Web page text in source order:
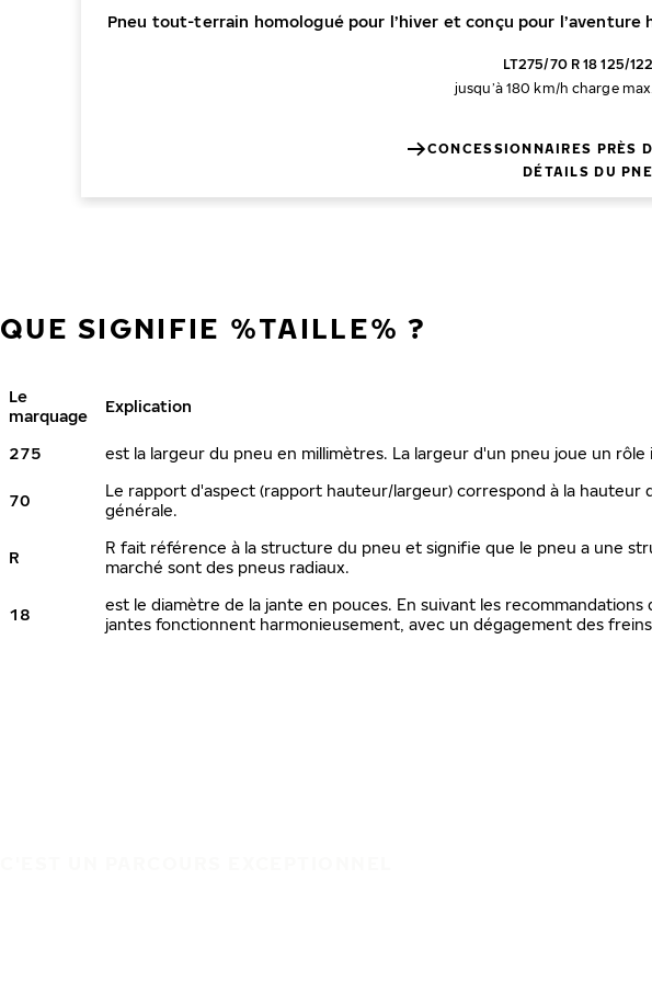
Pneu tout-terrain homologué pour l’hiver et conçu pour l’aventure
LT275/70 R 18 125/
jusqu’à 180 km/h charge
CONCESSIONNAIRES PRÈS
DÉTAILS DU
QUE SIGNIFIE %TAILLE% ?
Le
marquage
Explication
275 est la largeur du pneu en millimètres. La largeur d'un pneu joue un
70
Le rapport d'aspect (rapport hauteur/largeur) correspond à la
générale.
R
R fait référence à la structure du pneu et signifie que le pneu a une
marché sont des pneus radiaux.
18
est le diamètre de la jante en pouces. En suivant les
jantes fonctionnent harmonieusement, avec un dégagement des